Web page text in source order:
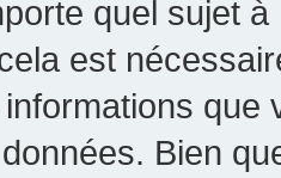
quel sujet
est
Bien